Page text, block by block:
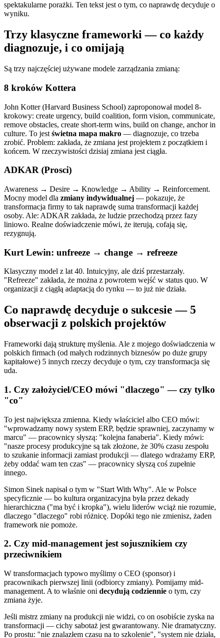
spektakularne porażki. Ten tekst jest o tym, co naprawdę decyduje o
wyniku.
Trzy klasyczne frameworki — co każdy
diagnozuje, i co omijają
Są trzy najczęściej używane modele zarządzania zmianą:
8 kroków Kottera
John Kotter (Harvard Business School) zaproponował model 8-
krokowy: create urgency, build coalition, form vision, communicate,
remove obstacles, create short-term wins, build on change, anchor in
culture. To jest świetna mapa makro — diagnozuje, co trzeba
zrobić. Problem: zakłada, że zmiana jest projektem z początkiem i
końcem. W rzeczywistości dzisiaj zmiana jest ciągła.
ADKAR (Prosci)
Awareness → Desire → Knowledge → Ability → Reinforcement.
Mocny model dla zmiany indywidualnej — pokazuje, że
transformacja firmy to tak naprawdę suma transformacji każdej
osoby. Ale: ADKAR zakłada, że ludzie przechodzą przez fazy
liniowo. Realne doświadczenie mówi, że iterują, cofają się,
rezygnują.
Kurt Lewin: unfreeze → change → refreeze
Klasyczny model z lat 40. Intuicyjny, ale dziś przestarzały.
"Refreeze" zakłada, że można z powrotem wejść w status quo. W
organizacji z ciągłą adaptacją do rynku — to już nie działa.
Co naprawdę decyduje o sukcesie — 5
obserwacji z polskich projektów
Frameworki dają strukturę myślenia. Ale z mojego doświadczenia w
polskich firmach (od małych rodzinnych biznesów po duże grupy
kapitałowe) 5 innych rzeczy decyduje o tym, czy transformacja się
uda.
1. Czy założyciel/CEO mówi "dlaczego" — czy tylko
"co"
To jest największa zmienna. Kiedy właściciel albo CEO mówi:
"wprowadzamy nowy system ERP, będzie sprawniej, zaczynamy w
marcu" — pracownicy słyszą: "kolejna fanaberia". Kiedy mówi:
"nasze procesy produkcyjne są tak złożone, że 30% czasu zespołu
to szukanie informacji zamiast produkcji — dlatego wdrażamy ERP,
żeby oddać wam ten czas" — pracownicy słyszą coś zupełnie
innego.
Simon Sinek napisał o tym w "Start With Why". Ale w Polsce
specyficznie — bo kultura organizacyjna była przez dekady
hierarchiczna ("ma być i kropka"), wielu liderów wciąż nie rozumie,
dlaczego "dlaczego" robi różnicę. Dopóki tego nie zmienisz, żaden
framework nie pomoże.
2. Czy mid-management jest sojusznikiem czy
przeciwnikiem
W transformacjach typowo myślimy o CEO (sponsor) i
pracownikach pierwszej linii (odbiorcy zmiany). Pomijamy mid-
management. A to właśnie oni decydują codziennie o tym, czy
zmiana żyje.
Jeśli mistrz zmiany na produkcji nie widzi, co on osobiście zyska na
transformacji — cichy sabotaż jest gwarantowany. Nie dramatyczny.
Po prostu: "nie znalazłem czasu na to szkolenie", "system nie działa,